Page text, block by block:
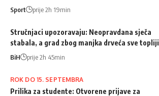
Sport prije 2h 19min
Stručnjaci upozoravaju: Neopravdana sječa
stabala, a grad zbog manjka drveća sve topliji
BiH prije 2h 45min
ROK DO 15. SEPTEMBRA
Prilika za studente: Otvorene prijave za